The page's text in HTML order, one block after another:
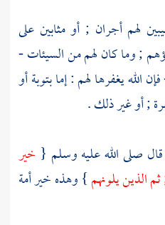
لهم أجران ; أو مثابين على
; وما كان لهم من السيئات -
الله يغفرها لهم : إما بتوبة أو
; أو غير ذلك .
قال صلى الله عليه وسلم { خير
الذين يلونهم} وهذه خير أمة